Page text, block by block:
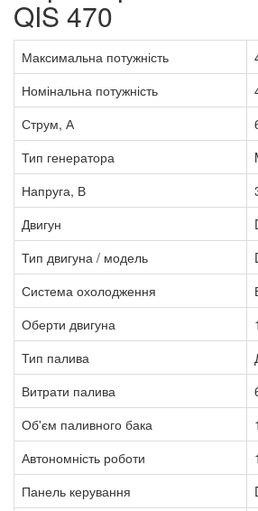
QIS 470
Максимальна потужність
Номінальна потужність
Струм, А
Тип генератора
Напруга, В
Двигун
Тип двигуна / модель
Система охолодження
Оберти двигуна
Тип палива
Витрати палива
Об'єм паливного бака
Автономність роботи
Панель керування